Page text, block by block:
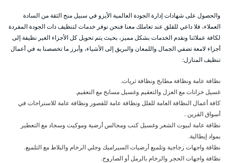
والحصول على شهادات إدارة الجودة العالمية الأيزو في سبيل منح الثقة من السادة
العملاء، فلا داعي للقلق عند تعاملك معنا فنحن نوفر خدمات لتنظيف ذات الجودة المفردة
لكافة عملائنا ونقدم الخدمات بشكل مميز، بحيث يتم تحويل كل الأجزاء الغير نظيفة إلى
أجزاء لامعة تضفي الجمال واللمعان والبريق إلى الأشياء، وأبرز ما تخصصنا به في أعمال
تنظيف المنازل:
نظافة عامة ونظافة مطابخ ونظافة ثريات.
غسيل خزانات مع العزل والتعقيم وغسيل مسابح مع التعقيم.
كافة أعمال النظافة العامة للفلل ونظافة عامة للقصور ونظافة عامة للاستراحات في
أسواق القرين .
نظافة عامة لبيوت الشعر وغسيل كنب ومجالس أرضية وموكيت وسجاد مع التعطير
بمواد إيطالية.
نظافة واجهات زجاجية وتلميع أرضيات السيراميك وجلي الرخام والبلاط مع التلميع.
نظافة واجهات الحجر والرخام بالرمل أو الصاروخ.